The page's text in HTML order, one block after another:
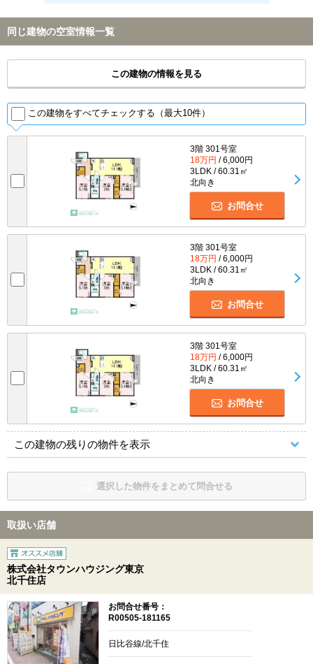
同じ建物の空室情報一覧
この建物の情報を見る
この建物をすべてチェックする（最大10件）
3階 301号室
18万円 / 6,000円
3LDK / 60.31㎡
北向き
お問合せ
3階 301号室
18万円 / 6,000円
3LDK / 60.31㎡
北向き
お問合せ
3階 301号室
18万円 / 6,000円
3LDK / 60.31㎡
北向き
お問合せ
この建物の残りの物件を表示
選択した物件をまとめて問合せる
取扱い店舗
株式会社タウンハウジング東京
北千住店
お問合せ番号：
R00505-181165
日比谷線/北千住